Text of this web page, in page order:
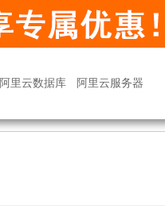
阿里云数据库 阿里云服务器